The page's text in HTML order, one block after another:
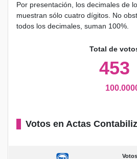
Por presentación, los decimales de
muestran sólo cuatro dígitos. No
todos los decimales, suman 100%.
Total de
453
Votos en Actas
Votos